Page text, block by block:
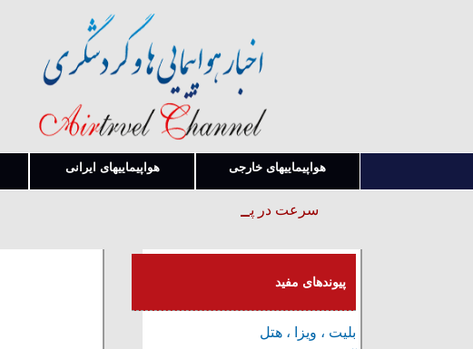
هواپیماییهای خارجی هواپیماییهای ایرانی
سرعت در پیدا کردن قوانین و بخشنامه ها
پیوندهای مفید
بلیت ، ویزا ، هتل